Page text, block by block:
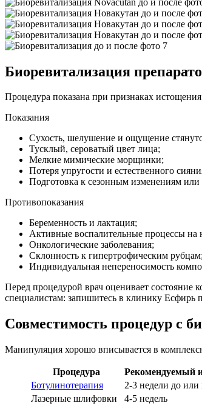
Биоревитализация
Процедура показана при признаках
Показания
Сухость, шелушение и ощущение
Тусклый, сероватый цвет лица;
Мелкие мимические морщинки;
Потеря упругости и естественного
Подготовка к сезонным изменениям
Противопоказания
Беременность и лактация;
Активные воспалительные процессы на
Онкологические заболевания;
Склонность к гипертрофическим
Индивидуальная непереносимость
Перед процедурой врач оценивает состояние
специалистам: запишитесь в клинику Есфирь
Совместимость процедур с
Манипуляция хорошо вписывается в
Процедура Рекомендуемый
Ботулинотерапия
2-3 недели до или
Лазерные шлифовки
4-5 недель